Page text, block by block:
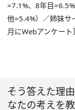
=7.1%、8年目
他=5.4%）／姉妹サ
月にWebアンケート］
そう答えた理
なたの考えを